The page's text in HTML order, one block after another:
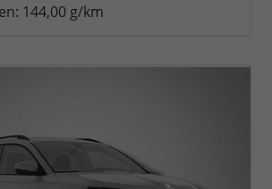
144,00 g/km